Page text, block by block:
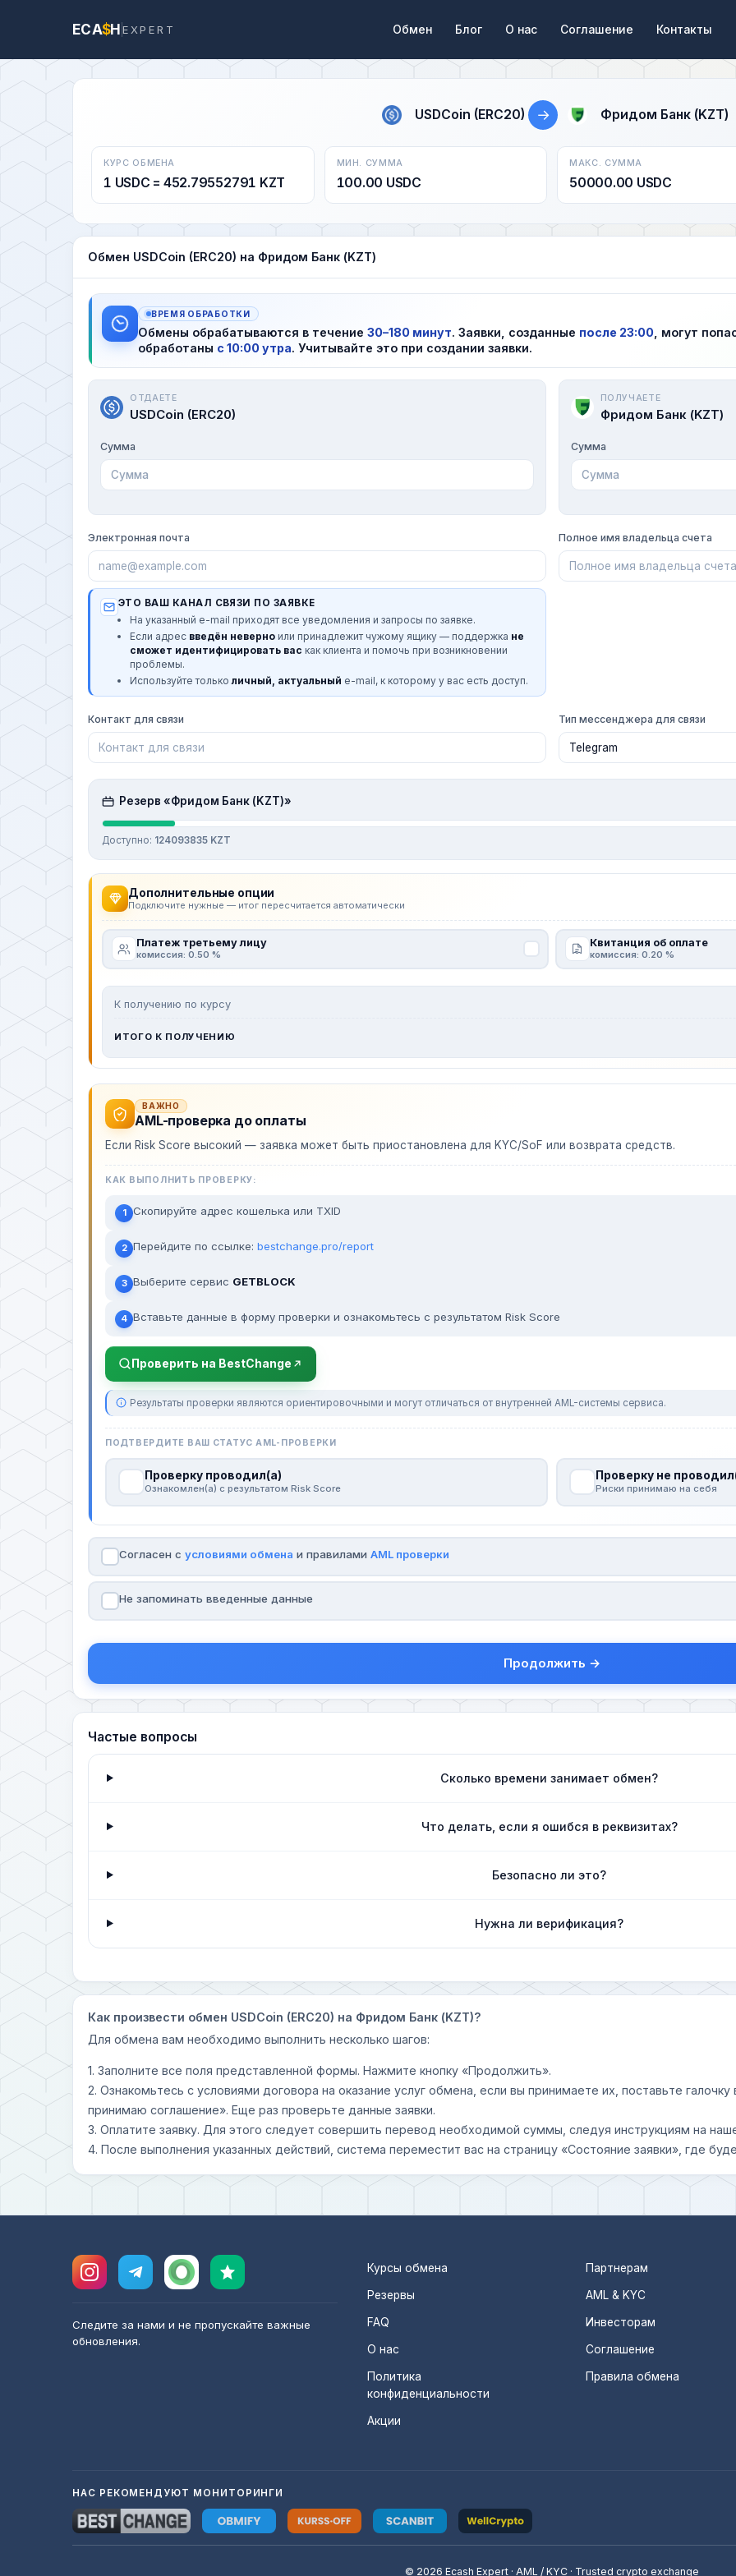
ECA$HEXPERT Обмен Блог О нас Соглашение Контакты
USDCoin (ERC20) → Фридом Банк (KZT)
КУРС ОБМЕНА
1 USDC = 452.79552791 KZT
МИН. СУММА
100.00 USDC
МАКС. СУММА
50000.00 USDC
Обмен USDCoin (ERC20) на Фридом Банк (KZT)
ВРЕМЯ ОБРАБОТКИ
Обмены обрабатываются в течение 30–180 минут. Заявки, созданные после 23:00 , могут
обработаны с 10:00 утра. Учитывайте это при создании заявки.
ОТДАЕТЕ
USDCoin (ERC20)
Сумма
ПОЛУЧАЕТЕ
Фридом Банк (KZT)
Сумма
Электронная почта
ЭТО ВАШ КАНАЛ СВЯЗИ ПО ЗАЯВКЕ
На указанный e-mail приходят все уведомления и запросы по заявке.
Если адрес введён неверно или принадлежит чужому ящику — поддержка не
сможет идентифицировать вас как клиента и помочь при возникновении
проблемы.
Используйте только личный, актуальный e-mail, к которому у вас есть доступ.
Полное имя владельца счета
Контакт для связи Тип мессенджера для связи
Резерв «Фридом Банк (KZT)»
Доступно: 124093835 KZT
Дополнительные опции
Подключите нужные — итог пересчитается автоматически
Платеж третьему лицу
комиссия: 0.50 %
Квитанция об оплате
комиссия: 0.20 %
К получению по курсу
ИТОГО К ПОЛУЧЕНИЮ
ВАЖНО
AML-проверка до оплаты
Если Risk Score высокий — заявка может быть приостановлена для KYC/SoF или возврата средств.
КАК ВЫПОЛНИТЬ ПРОВЕРКУ:
1 Скопируйте адрес кошелька или TXID
2 Перейдите по ссылке: bestchange.pro/report
3 Выберите сервис GETBLOCK
4 Вставьте данные в форму проверки и ознакомьтесь с результатом Risk Score
Проверить на BestChange
Результаты проверки являются ориентировочными и могут отличаться от внутренней AML-системы сервиса.
ПОДТВЕРДИТЕ ВАШ СТАТУС AML-ПРОВЕРКИ
Проверку проводил(а)
Ознакомлен(а) с результатом Risk Score
Проверку не
Риски принимаю на себя
Согласен с условиями обмена и правилами AML проверки
Не запоминать введенные данные
Продолжить →
Частые вопросы
Сколько времени занимает обмен?
Что делать, если я ошибся в реквизитах?
Безопасно ли это?
Нужна ли верификация?
Как произвести обмен USDCoin (ERC20) на Фридом Банк (KZT)?
Для обмена вам необходимо выполнить несколько шагов:
1. Заполните все поля представленной формы. Нажмите кнопку «Продолжить».
2. Ознакомьтесь с условиями договора на оказание услуг обмена, если вы принимаете их, поставьте
принимаю соглашение». Еще раз проверьте данные заявки.
3. Оплатите заявку. Для этого следует совершить перевод необходимой суммы, следуя инструкциям на
4. После выполнения указанных действий, система переместит вас на страницу «Состояние заявки», где
Следите за нами и не пропускайте важные
обновления.
Курсы обмена
Резервы
FAQ
О нас
Политика
конфиденциальности
Акции
Партнерам
AML & KYC
Инвесторам
Соглашение
Правила обмена
НАС РЕКОМЕНДУЮТ МОНИТОРИНГИ
© 2026 Ecash Expert · AML / KYC · Trusted crypto exchange